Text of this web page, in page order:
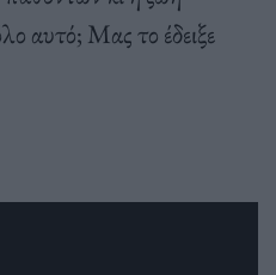
αυτό; Μας το έδειξε